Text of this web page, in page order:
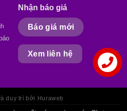
Nhận báo giá
Báo giá mới
Xem liên hệ
duy trì bởi Huraweb